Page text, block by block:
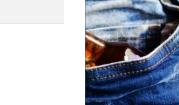
hurtigere, mere ...